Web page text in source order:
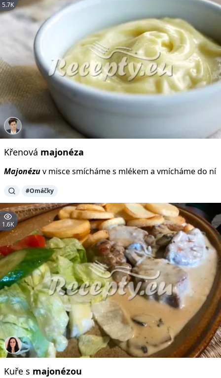
5.7K
Křenová majonéza
Majonézuv misce smícháme s mlékem a vmícháme do ní
#Omáčky
1.6K
Kuře s majonézou